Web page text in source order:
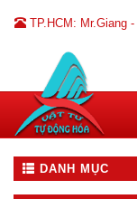
TP.HCM: Mr.Giang -
DANH MỤC